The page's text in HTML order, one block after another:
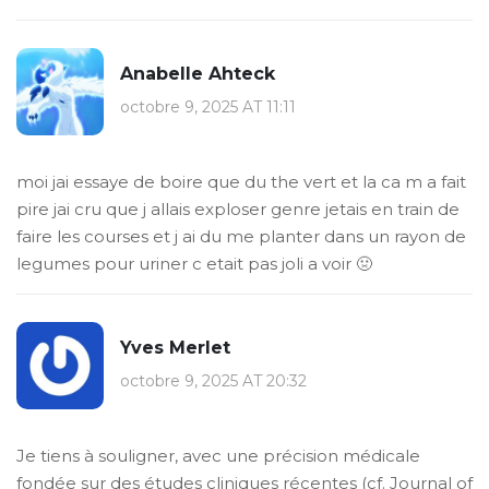
Anabelle Ahteck
octobre 9, 2025 AT 11:11
moi jai essaye de boire que du the vert et la ca m a fait
pire jai cru que j allais exploser genre jetais en train de
faire les courses et j ai du me planter dans un rayon de
legumes pour uriner c etait pas joli a voir 🤢
Yves Merlet
octobre 9, 2025 AT 20:32
Je tiens à souligner, avec une précision médicale
fondée sur des études cliniques récentes (cf. Journal of